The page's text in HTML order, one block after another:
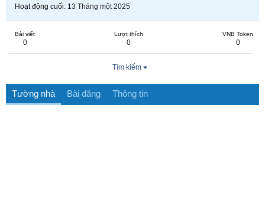
Hoạt động cuối 13 Tháng một 2025
Bài viết
0
Lượt thích
0
VNB Token
0
Tìm kiếm
Tường nhà Bài đăng Thông tin